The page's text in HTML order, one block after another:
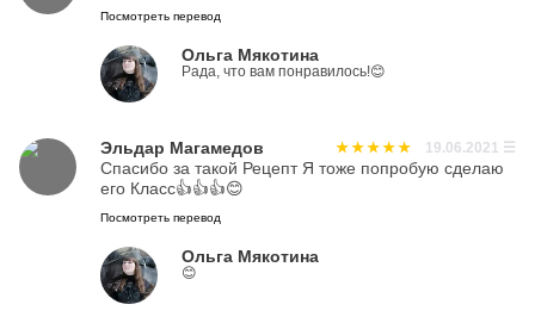
Посмотреть перевод
Ольга Мякотина
Рада, что вам понравилось!😊
Эльдар Магамедов 19.06.2021 ☰
Спасибо за такой Рецепт Я тоже попробую сделаю
его Класс👍👍👍😊
Посмотреть перевод
Ольга Мякотина
😊